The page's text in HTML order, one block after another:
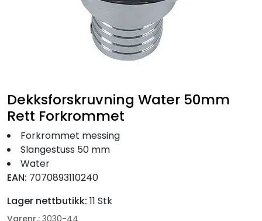
Dekksforskruvning Water 50mm
Rett Forkrommet
Forkrommet messing
Slangestuss 50 mm
Water
EAN: 7070893110240
Lager nettbutikk: 11 Stk
Varenr.: 3030-44
Fritid/Sikkerhet
Seil
Nyheter